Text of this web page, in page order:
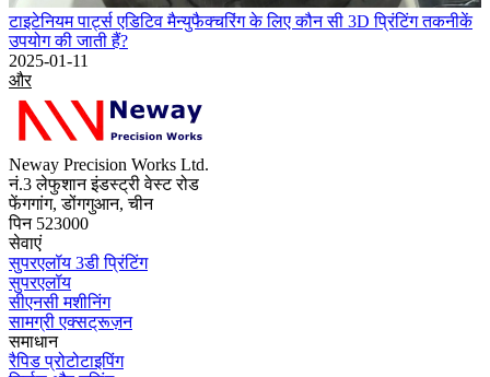
टाइटेनियम पार्ट्स एडिटिव मैन्युफैक्चरिंग के लिए कौन सी 3D प्रिंटिंग तकनीकें
उपयोग की जाती हैं?
2025-01-11
और
Neway Precision Works Ltd.
नं.3 लेफुशान इंडस्ट्री वेस्ट रोड
फेंगगांग, डोंगगुआन, चीन
पिन 523000
सेवाएं
सुपरएलॉय 3डी प्रिंटिंग
सुपरएलॉय
सीएनसी मशीनिंग
सामग्री एक्सट्रूज़न
समाधान
रैपिड प्रोटोटाइपिंग